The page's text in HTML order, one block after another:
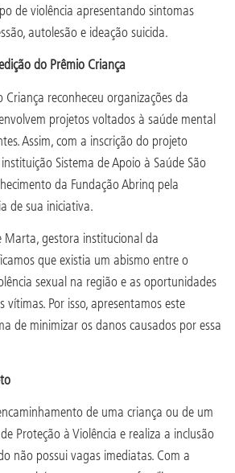
de violência apresentando sintomas
autolesão e ideação suicida.
do Prêmio Criança
Criança reconheceu organizações da
projetos voltados à saúde mental
Assim, com a inscrição do projeto
Sistema de Apoio à Saúde São
da Fundação Abrinq pela
de sua iniciativa.
Marta, gestora institucional da
que existia um abismo entre o
sexual na região e as oportunidades
vítimas. Por isso, apresentamos este
de minimizar os danos causados por essa
de uma criança ou de um
Proteção à Violência e realiza a inclusão
não possui vagas imediatas. Com a